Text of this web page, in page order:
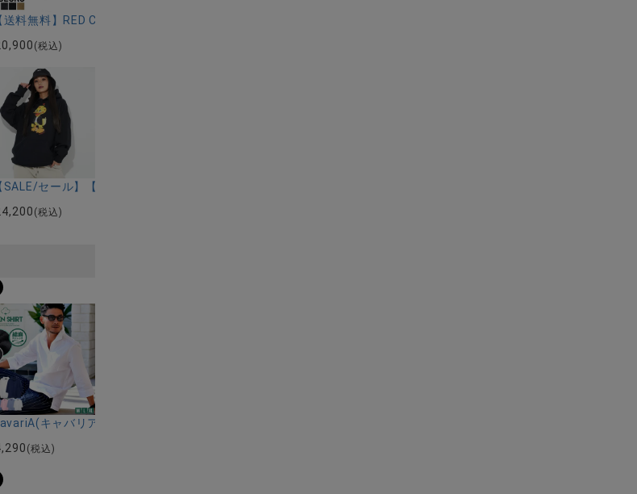
/全1色
きハイカットヒールブーツ/全1色
レッドカバー)本革リングベルトエンジニアブーツ/全2色
送料無料】RED COVER(レッドカバー)本革サイドゴアヒールアップブーツ/全3色
(税込)
/全1色
フィー)色渋スウェットパンツ/全2色
SALE/セール】【送料無料】DOM REBEL(ドムレーベル)KISSES PULLOVER HOODY/全1色
(税込)
ブニット/全12色
パンツ/全5色
織り7分袖カプリシャツ/全9色
キャバリア)コットンリネンホリゾンタルカラー7分袖カプリシャツ/全8色
(税込)